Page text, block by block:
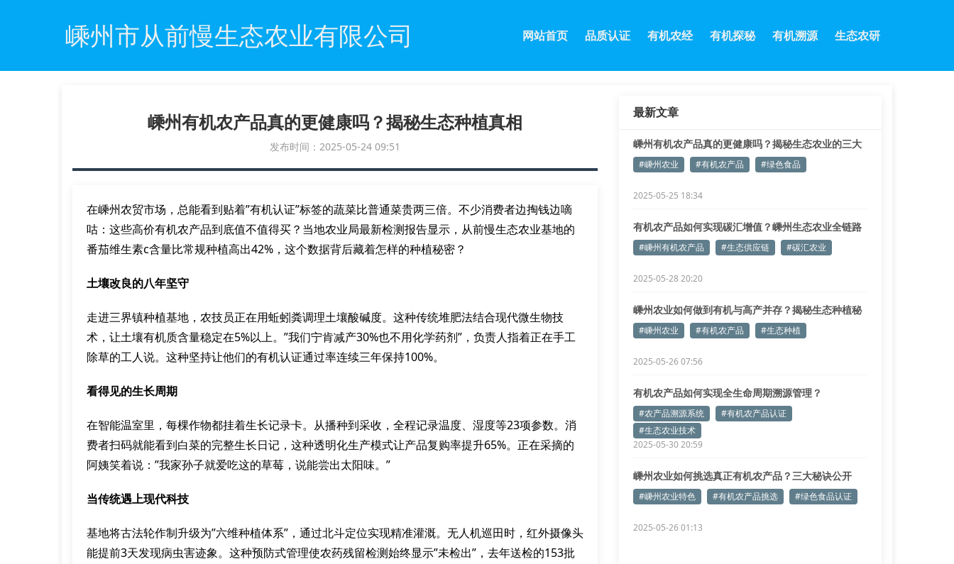
嵊州市从前慢生态农业有限公司 网站首页 品质认证 有机农经 有机探秘 有机溯源 生态农研
嵊州有机农产品真的更健康吗？揭秘生态种植真相
发布时间：2025-05-24 09:51
在嵊州农贸市场，总能看到贴着”有机认证”标签的蔬菜比普通菜贵两三倍。不少消费者边掏钱边嘀
咕：这些高价有机农产品到底值不值得买？当地农业局最新检测报告显示，从前慢生态农业基地的
番茄维生素c含量比常规种植高出42%，这个数据背后藏着怎样的种植秘密？
土壤改良的八年坚守
走进三界镇种植基地，农技员正在用蚯蚓粪调理土壤酸碱度。这种传统堆肥法结合现代微生物技
术，让土壤有机质含量稳定在5%以上。”我们宁肯减产30%也不用化学药剂”，负责人指着正在手工
除草的工人说。这种坚持让他们的有机认证通过率连续三年保持100%。
看得见的生长周期
在智能温室里，每棵作物都挂着生长记录卡。从播种到采收，全程记录温度、湿度等23项参数。消
费者扫码就能看到白菜的完整生长日记，这种透明化生产模式让产品复购率提升65%。正在采摘的
阿姨笑着说：”我家孙子就爱吃这的草莓，说能尝出太阳味。”
当传统遇上现代科技
基地将古法轮作制升级为”六维种植体系”，通过北斗定位实现精准灌溉。无人机巡田时，红外摄像头
能提前3天发现病虫害迹象。这种预防式管理使农药残留检测始终显示”未检出”，去年送检的153批
最新文章
嵊州有机农产品真的更健康吗？揭秘生态农业的三大
优势
#嵊州农业 #有机农产品 #绿色食品
2025-05-25 18:34
有机农产品如何实现碳汇增值？嵊州生态农业全链路
解析
#嵊州有机农产品 #生态供应链 #碳汇农业
2025-05-28 20:20
嵊州农业如何做到有机与高产并存？揭秘生态种植秘
诀#嵊州农业 #有机农产品 #生态种植
2025-05-26 07:56
有机农产品如何实现全生命周期溯源管理？
#农产品溯源系统
#有机农产品认证
#生态农业技术
2025-05-30 20:59
嵊州农业如何挑选真正有机农产品？三大秘诀公开
#嵊州农业特色 #有机农产品挑选 #绿色食品认证
2025-05-26 01:13